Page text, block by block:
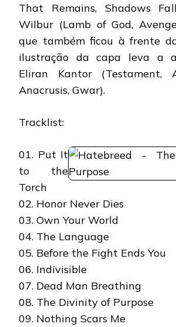
That Remains, Shadows
Wilbur (Lamb of God,
que também ficou à frente
ilustração da capa leva a
Eliran Kantor (Testament,
Anacrusis, Gwar).
Tracklist:
01. Put It
to the
Torch
02. Honor Never Dies
03. Own Your World
04. The Language
05. Before the Fight Ends You
06. Indivisible
07. Dead Man Breathing
08. The Divinity of Purpose
09. Nothing Scars Me